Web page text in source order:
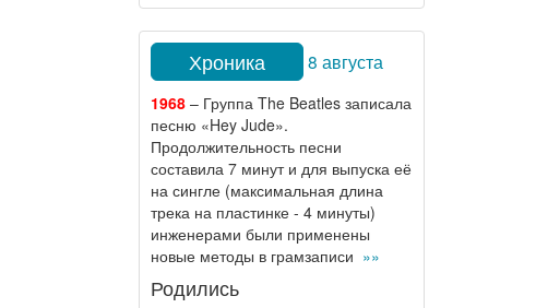
Хроника 8 августа
1968– Группа The Beatles записала
песню «Hey Jude».
Продолжительность песни
составила 7 минут и для выпуска её
на сингле (максимальная длина
трека на пластинке - 4 минуты)
инженерами были применены
новые методы в грамзаписи »»
Родились